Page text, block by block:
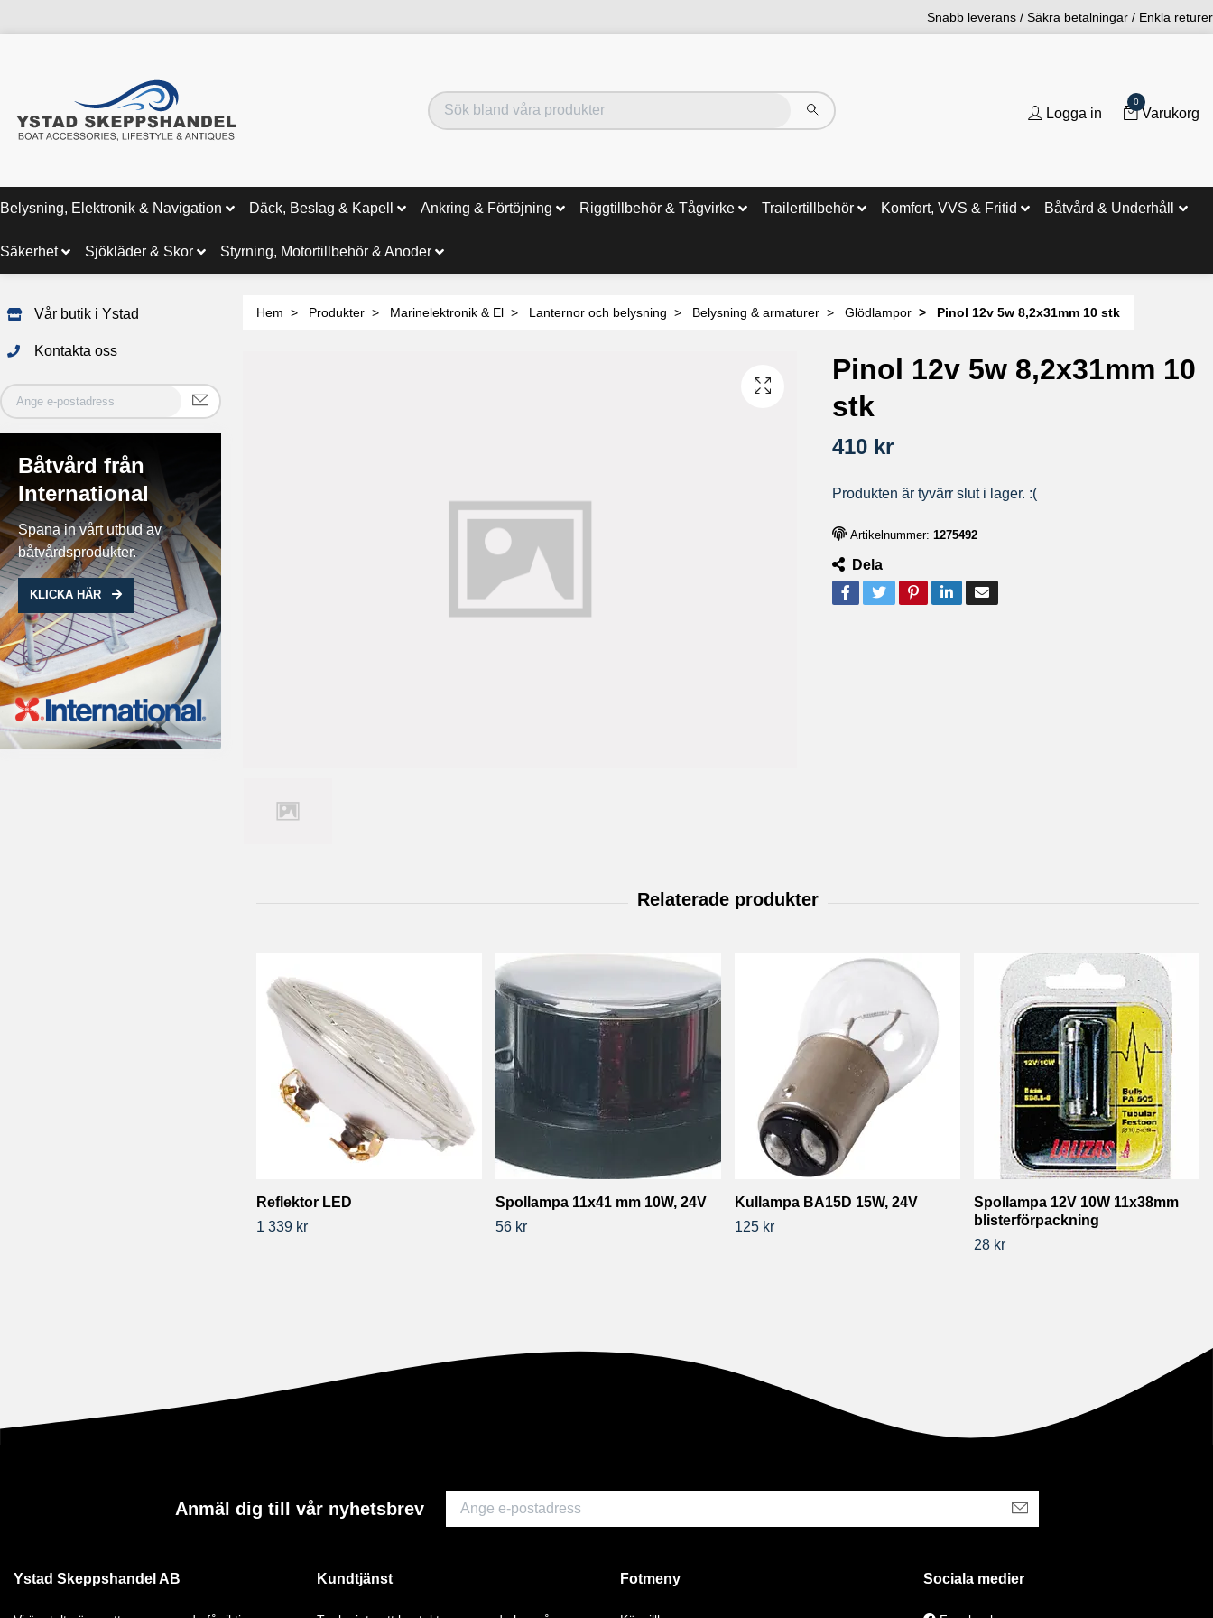
Snabb leverans / Säkra betalningar / Enkla returer
Logga in
0
Varukorg
Belysning, Elektronik & Navigation Däck, Beslag & Kapell Ankring & Förtöjning Riggtillbehör & Tågvirke Trailertillbehör Komfort, VVS & Fritid Båtvård & Underhåll
Säkerhet Sjökläder & Skor Styrning, Motortillbehör & Anoder
Vår butik i Ystad
Kontakta oss
Båtvård från
International
Spana in vårt utbud av
båtvårdsprodukter.
KLICKA HÄR
Hem Produkter Marinelektronik & El Lanternor och belysning Belysning & armaturer Glödlampor Pinol 12v 5w 8,2x31mm 10 stk
Pinol 12v 5w 8,2x31mm 10
stk
410 kr
Produkten är tyvärr slut i lager. :(
Artikelnummer: 1275492
Dela
Reflektor LED
1 339 kr
Spollampa 11x41 mm 10W, 24V
56 kr
Kullampa BA15D 15W, 24V
125 kr
Spollampa 12V 10W 11x38mm
blisterförpackning
28 kr
Anmäl dig till vår nyhetsbrev
Ystad Skeppshandel AB Kundtjänst Fotmeny Sociala medier